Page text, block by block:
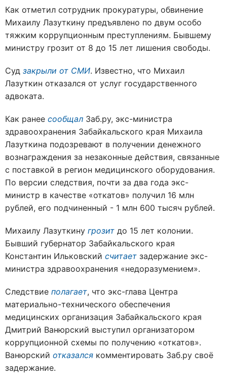
Как отметил сотрудник прокуратуры, обвинение
Михаилу Лазуткину предъявлено по двум особо
тяжким коррупционным преступлениям. Бывшему
министру грозит от 8 до 15 лет лишения свободы.
Суд закрыли от СМИ. Известно, что Михаил
Лазуткин отказался от услуг государственного
адвоката.
Как ранее сообщал Заб.ру, экс-министра
здравоохранения Забайкальского края Михаила
Лазуткина подозревают в получении денежного
вознаграждения за незаконные действия, связанные
с поставкой в регион медицинского оборудования.
По версии следствия, почти за два года экс-
министр в качестве «откатов» получил 16 млн
рублей, его подчиненный - 1 млн 600 тысяч рублей.
Михаилу Лазуткину грозит до 15 лет колонии.
Бывший губернатор Забайкальского края
Константин Ильковский считает задержание экс-
министра здравоохранения «недоразумением».
Следствие полагает, что экс-глава Центра
материально-технического обеспечения
медицинских организация Забайкальского края
Дмитрий Ванюрский выступил организатором
коррупционной схемы по получению «откатов».
Ванюрский отказался комментировать Заб.ру своё
задержание.